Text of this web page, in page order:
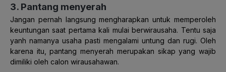
3. Pantang menyerah
Jangan pernah langsung mengharapkan untuk memperoleh
keuntungan saat pertama kali mulai berwirausaha. Tentu saja
yanh namanya usaha pasti mengalami untung dan rugi. Oleh
karena itu, pantang menyerah merupakan sikap yang wajib
dimiliki oleh calon wirausahawan.